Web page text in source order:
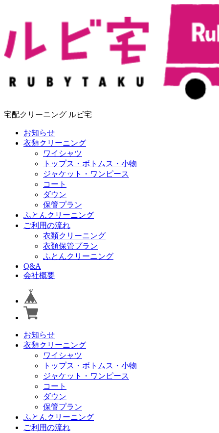
宅配クリーニング ルビ宅
お知らせ
衣類クリーニング
ワイシャツ
トップス・ボトムス・小物
ジャケット・ワンピース
コート
ダウン
保管プラン
ふとんクリーニング
ご利用の流れ
衣類クリーニング
衣類保管プラン
ふとんクリーニング
Q&A
会社概要
お知らせ
衣類クリーニング
ワイシャツ
トップス・ボトムス・小物
ジャケット・ワンピース
コート
ダウン
保管プラン
ふとんクリーニング
ご利用の流れ